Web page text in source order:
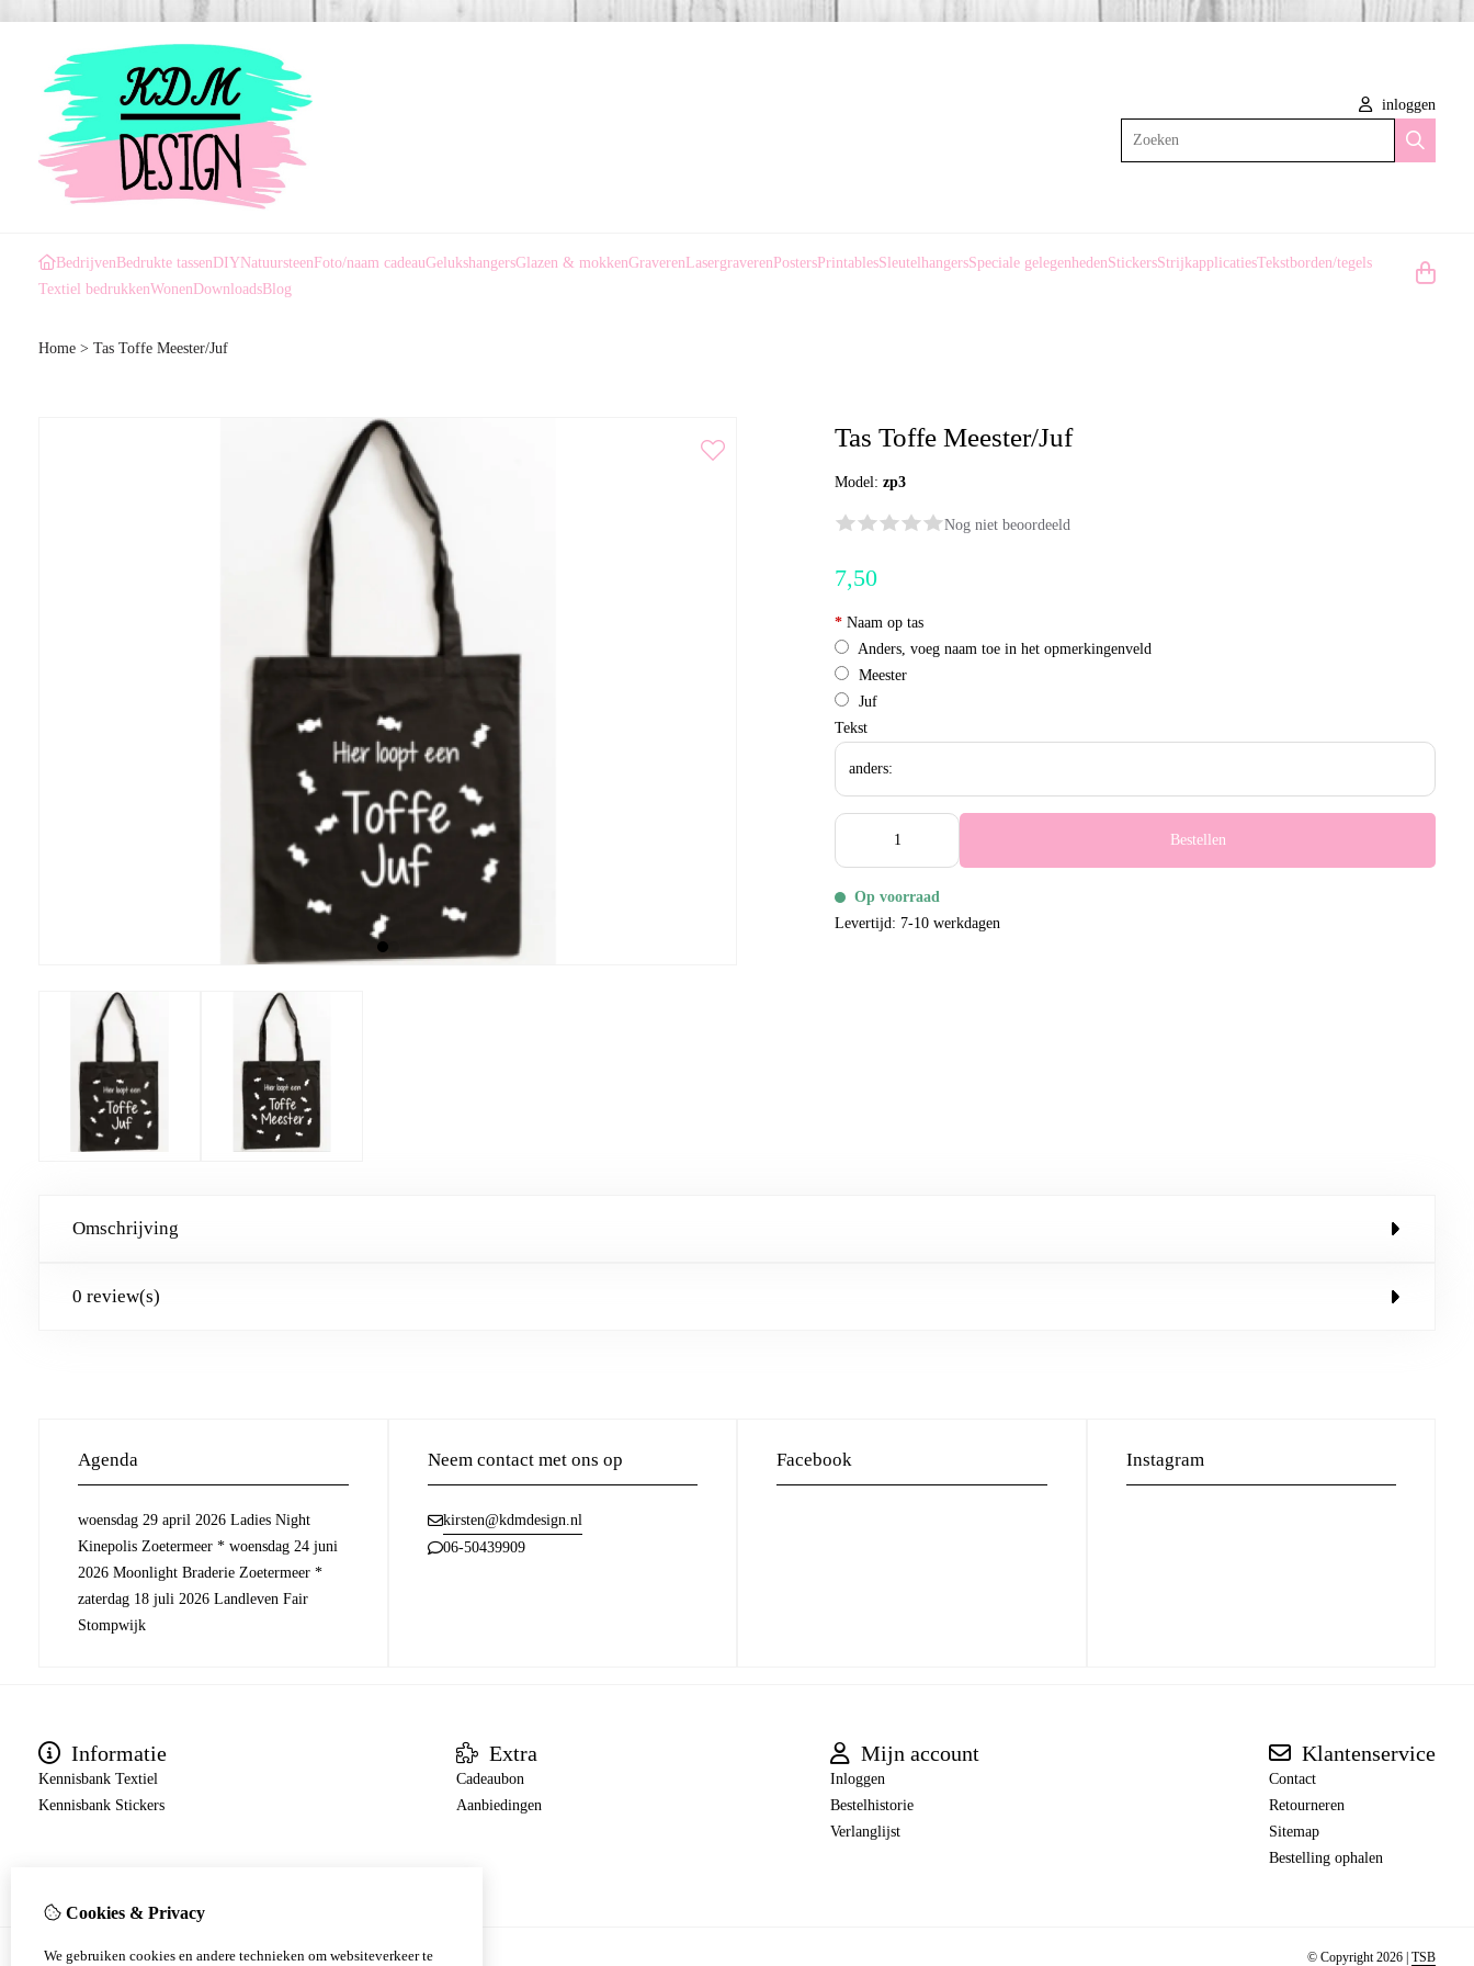
inloggen
BedrijvenBedrukte tassenDIYNatuursteenFoto/naam cadeauGelukshangersGlazen & mokkenGraverenLasergraverenPostersPrintablesSleutelhangersSpeciale gelegenhedenStickersStrijkapplicatiesTekstborden/tegels
Textiel bedrukkenWonenDownloadsBlog
Home > Tas Toffe Meester/Juf
Tas Toffe Meester/Juf
Model:zp3
Nog niet beoordeeld
7,50
* Naam op tas
Anders, voeg naam toe in het opmerkingenveld
Meester
Juf
Tekst
Bestellen
Op voorraad
Levertijd: 7-10 werkdagen
Omschrijving
0 review(s)
Agenda
woensdag 29 april 2026 Ladies Night
Kinepolis Zoetermeer * woensdag 24 juni
2026 Moonlight Braderie Zoetermeer *
zaterdag 18 juli 2026 Landleven Fair
Stompwijk
Neem contact met ons op
kirsten@kdmdesign.nl
06-50439909
Facebook Instagram
Informatie
Kennisbank Textiel
Kennisbank Stickers
Extra
Cadeaubon
Aanbiedingen
Mijn account
Inloggen
Bestelhistorie
Verlanglijst
Klantenservice
Contact
Retourneren
Sitemap
Bestelling ophalen
© Copyright 2026 | TSB
Cookies & Privacy
We gebruiken cookies en andere technieken om websiteverkeer te